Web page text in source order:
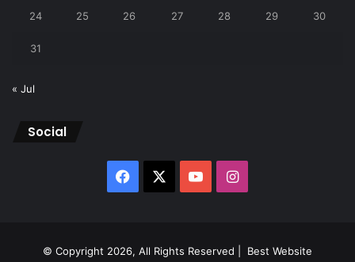
24 25 26 27 28 29 30
31
« Jul
Social
Facebook YouTubeInstagram
© Copyright 2026, All Rights Reserved | Best Website